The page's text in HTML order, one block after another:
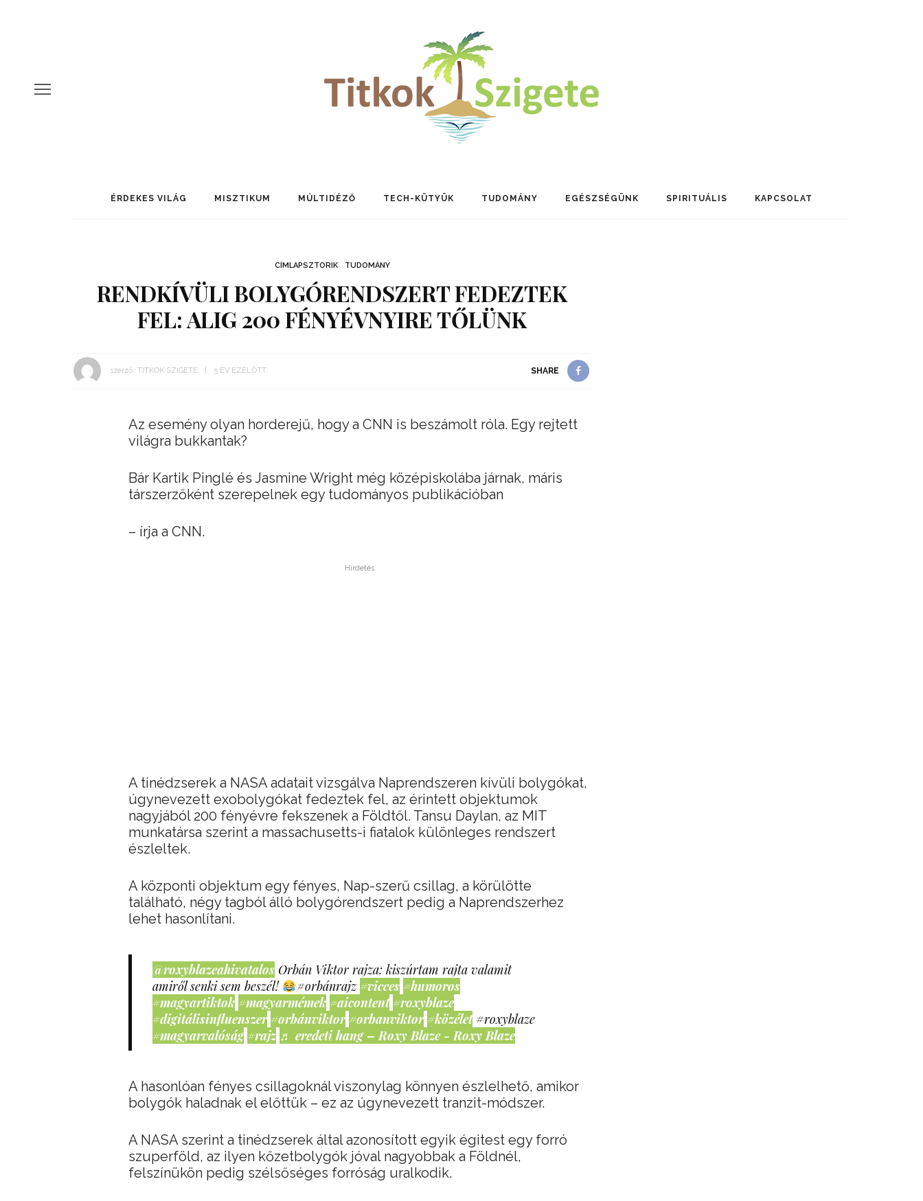
ÉRDEKES VILÁG MISZTIKUM MÚLTIDÉZŐ TECH-KÜTYÜK TUDOMÁNY EGÉSZSÉGÜNK SPIRITUÁLIS KAPCSOLAT
CÍMLAPSZTORIK TUDOMÁNY
RENDKÍVÜLI BOLYGÓRENDSZERT FEDEZTEK
FEL: ALIG 200 FÉNYÉVNYIRE TŐLÜNK
szerző: TITKOK SZIGETE 5 ÉV EZELŐTT SHARE
Az esemény olyan horderejű, hogy a CNN is beszámolt róla. Egy rejtett
világra bukkantak?
Bár Kartik Pinglé és Jasmine Wright még középiskolába járnak, máris
társzerzőként szerepelnek egy tudományos publikációban
– írja a CNN.
Hirdetés
A tinédzserek a NASA adatait vizsgálva Naprendszeren kívüli bolygókat,
úgynevezett exobolygókat fedeztek fel, az érintett objektumok
nagyjából 200 fényévre fekszenek a Földtől. Tansu Daylan, az MIT
munkatársa szerint a massachusetts-i fiatalok különleges rendszert
észleltek.
A központi objektum egy fényes, Nap-szerű csillag, a körülötte
található, négy tagból álló bolygórendszert pedig a Naprendszerhez
lehet hasonlítani.
@roxyblazeahivatalos Orbán Viktor rajza: kiszúrtam rajta valamit
amiről senki sem beszél!
#orbánrajz #vicces #humoros
#magyartiktok #magyarmémek #aicontent #roxyblaze
#digitálisinfluenszer #orbánviktor #orbanviktor #közélet #roxyblaze
#magyarvalóság #rajz ♬ eredeti hang – Roxy Blaze - Roxy Blaze
A hasonlóan fényes csillagoknál viszonylag könnyen észlelhető, amikor
bolygók haladnak el előttük – ez az úgynevezett tranzit-módszer.
A NASA szerint a tinédzserek által azonosított egyik égitest egy forró
szuperföld, az ilyen kőzetbolygók jóval nagyobbak a Földnél,
felszínükön pedig szélsőséges forróság uralkodik.